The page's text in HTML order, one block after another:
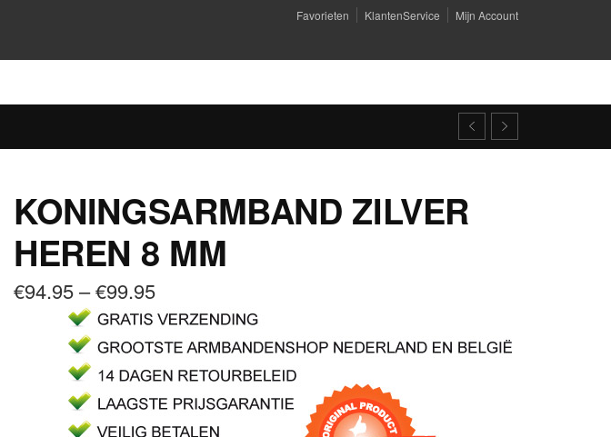
Favorieten KlantenService Mijn Account
KONINGSARMBAND ZILVER
HEREN 8 MM
€94.95–€99.95